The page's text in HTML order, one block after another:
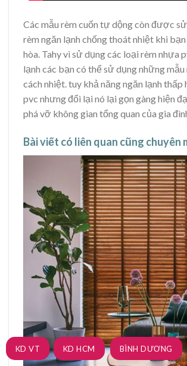
Các mẫu rèm cuốn tự dộng còn được
rèm ngăn lạnh chống thoát nhiệt khi
hòa. Tahy vì sử dụng các loại rèm nhựa
lạnh các bạn có thể sử dụng những mẫu
cách nhiệt. tuy khả năng ngăn lạnh thấp
pvc nhưng đổi lại nó lại gọn gàng hiện
phá vỡ không gian tổng quan của gia
Bài viết có liên quan cũng chuyên
KD VT KD HCM BÌNH DƯƠNG